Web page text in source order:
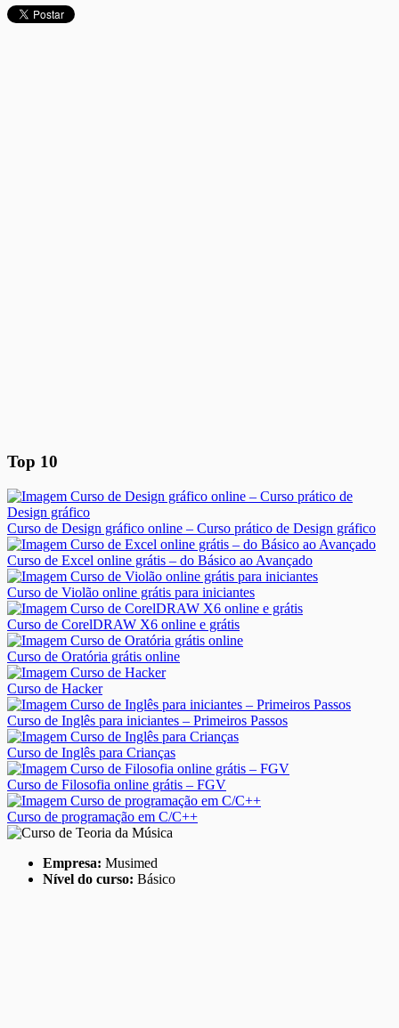
Top 10
Curso de Design gráfico online – Curso prático de Design gráfico
Curso de Excel online grátis – do Básico ao Avançado
Curso de Violão online grátis para iniciantes
Curso de CorelDRAW X6 online e grátis
Curso de Oratória grátis online
Curso de Hacker
Curso de Inglês para iniciantes – Primeiros Passos
Curso de Inglês para Crianças
Curso de Filosofia online grátis – FGV
Curso de programação em C/C++
Empresa: Musimed
Nível do curso: Básico